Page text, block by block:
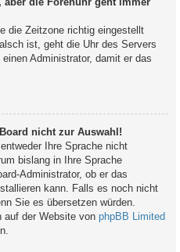
die Zeitzone richtig eingestellt
ist, geht die Uhr des Servers
Administrator, damit er das
nicht zur Auswahl!
Ihre Sprache nicht
bislang in Ihre Sprache
Administrator, ob er das
kann. Falls es noch nicht
Sie es übersetzen würden.
auf der Website von phpBB Limited